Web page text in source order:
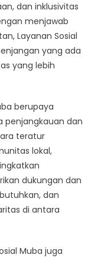
dan inklusivitas
menjawab
Layanan Sosial
yang ada
yang lebih
berupaya
penjangkauan dan
teratur
lokal,
dukungan dan
dan
di antara
Muba juga